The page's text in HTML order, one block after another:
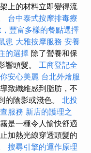
上的材料立即變得流
台中泰式按摩排毒療
豐富多樣的餐點選擇
患 大雅按摩服務 安養
的選擇 除了營養和保
響頭髮。 工商登記全
安心美麗 台北外燴服
致纖維感到脂肪，不
的陰影或淺色。 北投
服務 新店的護理之
是一種令人愉快舒適
加熱光線穿透頭髮的
搜尋引擎的運作原理